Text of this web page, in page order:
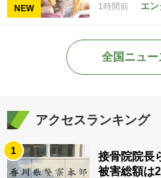
NEW 1時間前 エン
全国ニュ
アクセスランキング
1
接骨院院長
被害総額は